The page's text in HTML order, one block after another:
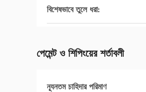
বিশেষভাবে তুলে ধরা:
পেমেন্ট ও শিপিংয়ের শর্তাবলী
ন্যূনতম চাহিদার পরিমাণ